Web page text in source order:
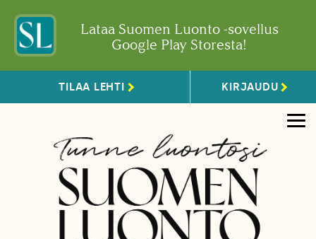
Lataa Suomen Luonto -sovellus
Google Play Storesta!
TILAA LEHTI KIRJAUDU